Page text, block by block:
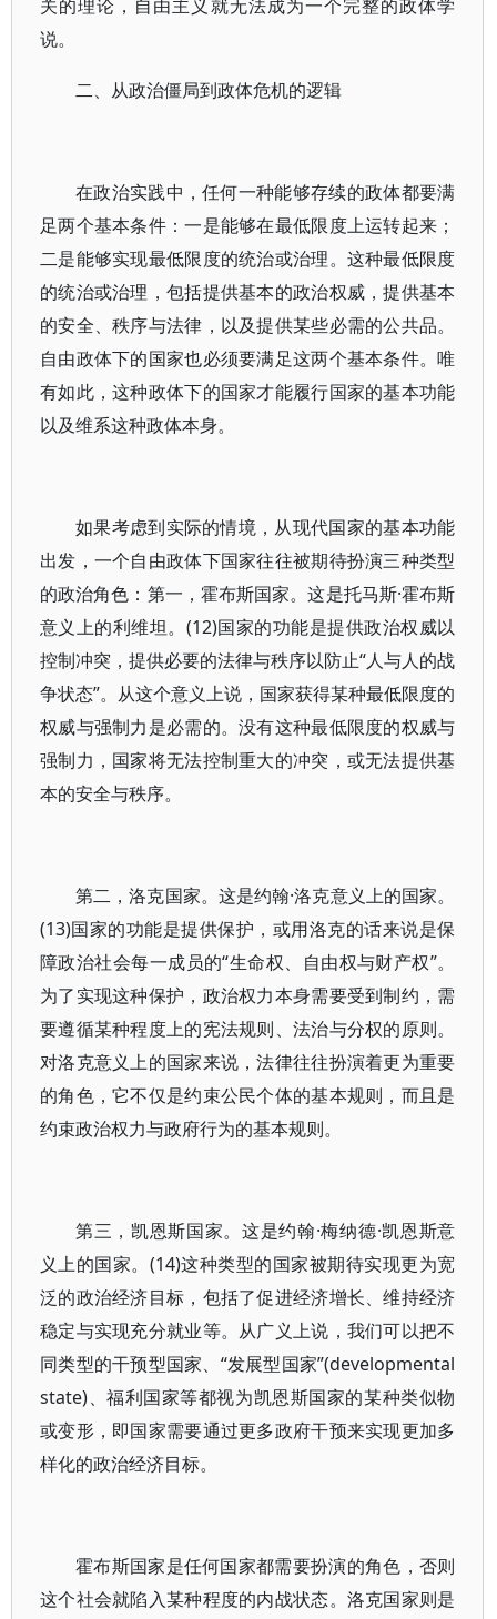
关的理论，自由主义就无法成为一个完整的政体学
说。
二、从政治僵局到政体危机的逻辑
在政治实践中，任何一种能够存续的政体都要满
足两个基本条件：一是能够在最低限度上运转起来；
二是能够实现最低限度的统治或治理。这种最低限度
的统治或治理，包括提供基本的政治权威，提供基本
的安全、秩序与法律，以及提供某些必需的公共品。
自由政体下的国家也必须要满足这两个基本条件。唯
有如此，这种政体下的国家才能履行国家的基本功能
以及维系这种政体本身。
如果考虑到实际的情境，从现代国家的基本功能
出发，一个自由政体下国家往往被期待扮演三种类型
的政治角色：第一，霍布斯国家。这是托马斯·霍布斯
意义上的利维坦。(12)国家的功能是提供政治权威以
控制冲突，提供必要的法律与秩序以防止“人与人的战
争状态”。从这个意义上说，国家获得某种最低限度的
权威与强制力是必需的。没有这种最低限度的权威与
强制力，国家将无法控制重大的冲突，或无法提供基
本的安全与秩序。
第二，洛克国家。这是约翰·洛克意义上的国家。
(13)国家的功能是提供保护，或用洛克的话来说是保
障政治社会每一成员的“生命权、自由权与财产权”。
为了实现这种保护，政治权力本身需要受到制约，需
要遵循某种程度上的宪法规则、法治与分权的原则。
对洛克意义上的国家来说，法律往往扮演着更为重要
的角色，它不仅是约束公民个体的基本规则，而且是
约束政治权力与政府行为的基本规则。
第三，凯恩斯国家。这是约翰·梅纳德·凯恩斯意
义上的国家。(14)这种类型的国家被期待实现更为宽
泛的政治经济目标，包括了促进经济增长、维持经济
稳定与实现充分就业等。从广义上说，我们可以把不
同类型的干预型国家、“发展型国家”(developmental
state)、福利国家等都视为凯恩斯国家的某种类似物
或变形，即国家需要通过更多政府干预来实现更加多
样化的政治经济目标。
霍布斯国家是任何国家都需要扮演的角色，否则
这个社会就陷入某种程度的内战状态。洛克国家则是